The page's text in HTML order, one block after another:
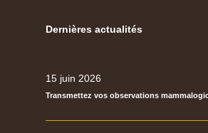
Dernières actualités
15 juin 2026
Transmettez vos observations